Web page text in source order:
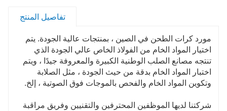
تفاصيل المنتج
مورد كرات الطحن في الصين ، بمنتجات عالية الجودة. يتم
اختيار المواد الخام من الفولاذ الخاص عالي الجودة الذي
تنتجه مصانع الصلب الوطنية الكبيرة والمعروفة جيدًا ، ويتم
اختبار المواد الخام بدقة من حيث الجودة ، مثل الصلابة
وتكوين المواد الخام والفحص بالموجات فوق الصوتية ، إلخ.
شركتنا لديها الموظفين المحترفين والتقنيين وفريق مراقبة